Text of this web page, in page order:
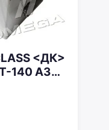
<ДК>
140 АЗ